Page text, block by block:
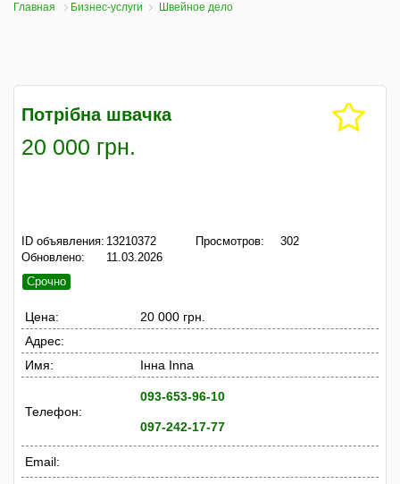
Главная Бизнес-услуги Швейное дело
Потрібна швачка
20 000 грн.
ID объявления: 13210372
Обновлено:
11.03.2026
Просмотров: 302
Срочно
Цена:
20 000 грн.
Адрес:
Имя:
Інна Inna
Телефон:
093-653-96-10
097-242-17-77
Email: